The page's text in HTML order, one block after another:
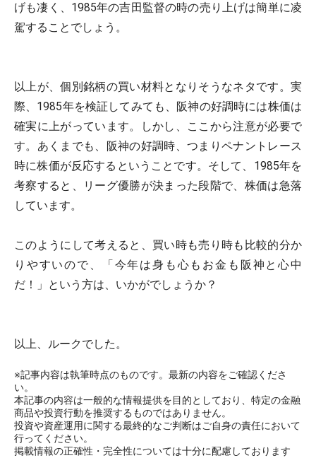
げも凄く、1985年の吉田監督の時の売り上げは簡単に凌
駕することでしょう。
以上が、個別銘柄の買い材料となりそうなネタです。実
際、1985年を検証してみても、阪神の好調時には株価は
確実に上がっています。しかし、ここから注意が必要で
す。あくまでも、阪神の好調時、つまりペナントレース
時に株価が反応するということです。そして、1985年を
考察すると、リーグ優勝が決まった段階で、株価は急落
しています。
このようにして考えると、買い時も売り時も比較的分か
りやすいので、「今年は身も心もお金も阪神と心中
だ！」という方は、いかがでしょうか？
以上、ルークでした。
※記事内容は執筆時点のものです。最新の内容をご確認くださ
い。
本記事の内容は一般的な情報提供を目的としており、特定の金融
商品や投資行動を推奨するものではありません。
投資や資産運用に関する最終的なご判断はご自身の責任において
行ってください。
掲載情報の正確性・完全性については十分に配慮しております